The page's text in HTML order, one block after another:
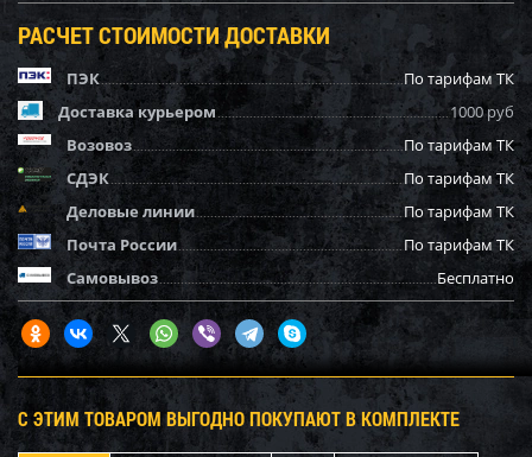
РАСЧЕТ СТОИМОСТИ ДОСТАВКИ
ПЭК
По тарифам ТК
Доставка курьером
1000 руб
Возовоз
По тарифам ТК
СДЭК
По тарифам ТК
Деловые линии
По тарифам ТК
Почта России
По тарифам ТК
Самовывоз
Бесплатно
С ЭТИМ ТОВАРОМ ВЫГОДНО ПОКУПАЮТ В КОМПЛЕКТЕ